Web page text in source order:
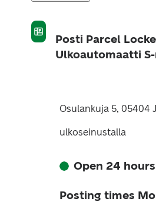
Posti Parcel
Ulkoautomaatti
Osulankuja 5, 05404
ulkoseinustalla
Open 24 hours
Posting times